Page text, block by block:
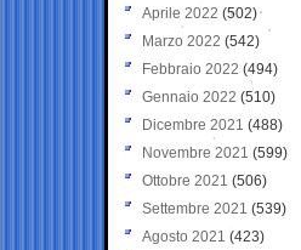
Aprile 2022 (502)
Marzo 2022 (542)
Febbraio 2022 (494)
Gennaio 2022 (510)
Dicembre 2021 (488)
Novembre 2021 (599)
Ottobre 2021 (506)
Settembre 2021 (539)
Agosto 2021 (423)